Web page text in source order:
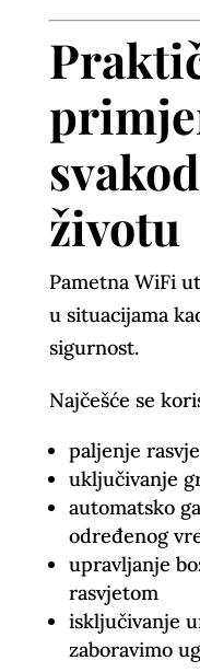
životu
Pametna WiFi
u situacijama
sigurnost.
Najčešće se
paljenje
uključivanje
automatsko
određenog
upravljanje
rasvjetom
isključivanje
zaboravimo